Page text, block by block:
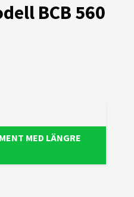
BCB 560
MED LÄNGRE